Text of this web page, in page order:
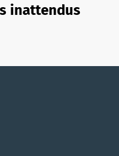
inattendus